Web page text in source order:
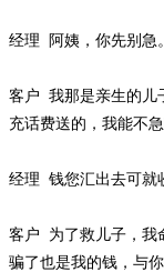
经理 阿姨，你先别急。
客户 我那是亲生的儿
充话费送的，我能不
经理 钱您汇出去可就
客户
为了救儿子，我
骗了也是我的钱，与你